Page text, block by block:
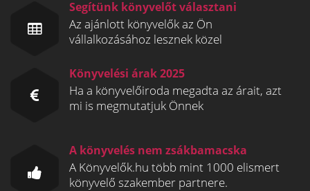
Segítünk könyvelőt választani
Az ajánlott könyvelők az Ön
vállalkozásához lesznek közel
Könyvelési árak 2025
Ha a könyvelőiroda megadta az árait, azt
mi is megmutatjuk Önnek
A könyvelés nem zsákbamacska
A Könyvelők.hu több mint 1000 elismert
könyvelő szakember partnere.